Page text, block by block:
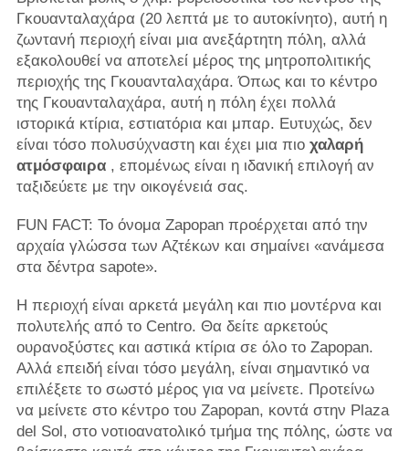
Γκουανταλαχάρα (20 λεπτά με το αυτοκίνητο), αυτή η
ζωντανή περιοχή είναι μια ανεξάρτητη πόλη, αλλά
εξακολουθεί να αποτελεί μέρος της μητροπολιτικής
περιοχής της Γκουανταλαχάρα. Όπως και το κέντρο
της Γκουανταλαχάρα, αυτή η πόλη έχει πολλά
ιστορικά κτίρια, εστιατόρια και μπαρ. Ευτυχώς, δεν
είναι τόσο πολυσύχναστη και έχει μια πιο χαλαρή
ατμόσφαιρα, επομένως είναι η ιδανική επιλογή αν
ταξιδεύετε με την οικογένειά σας.
FUN FACT: Το όνομα Zapopan προέρχεται από την
αρχαία γλώσσα των Αζτέκων και σημαίνει «ανάμεσα
στα δέντρα sapote».
Η περιοχή είναι αρκετά μεγάλη και πιο μοντέρνα και
πολυτελής από το Centro. Θα δείτε αρκετούς
ουρανοξύστες και αστικά κτίρια σε όλο το Zapopan.
Αλλά επειδή είναι τόσο μεγάλη, είναι σημαντικό να
επιλέξετε το σωστό μέρος για να μείνετε. Προτείνω
να μείνετε στο κέντρο του Zapopan, κοντά στην Plaza
del Sol, στο νοτιοανατολικό τμήμα της πόλης, ώστε να